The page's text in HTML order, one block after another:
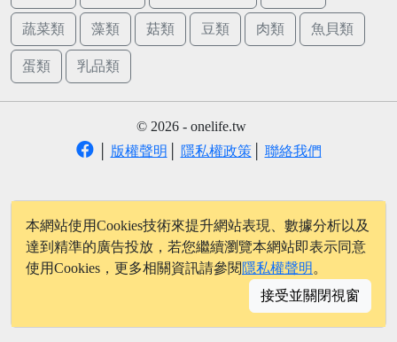
蔬菜類 藻類 菇類 豆類 肉類 魚貝類
蛋類 乳品類
© 2026 - onelife.tw
版權聲明 隱私權政策│ 聯絡我們
本網站使用Cookies技術來提升網站表現、數據分析以及
達到精準的廣告投放，若您繼續瀏覽本網站即表示同意
使用Cookies，更多相關資訊請參閱 隱私權聲明 。
接受並關閉視窗